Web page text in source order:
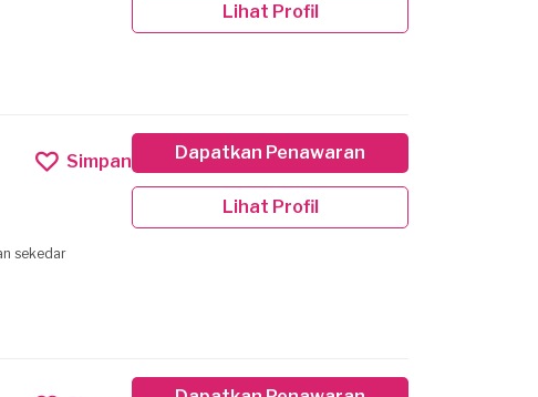
Lihat Profil
Simpan
sekedar
Dapatkan Penawaran
Lihat Profil